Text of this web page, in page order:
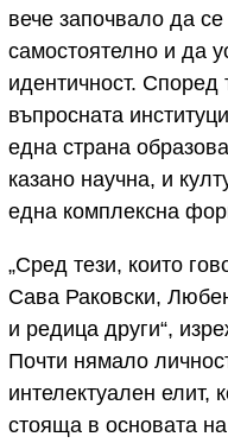
вече започвало да
самостоятелно и да
идентичност. Според
въпросната
една страна
казано научна, и
една комплексна
„Сред тези, които
Сава Раковски,
и редица други“,
Почти нямало
интелектуален елит,
стояща в основата